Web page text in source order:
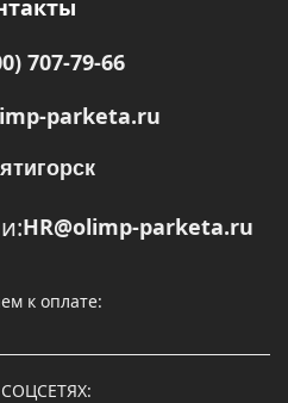
707-79-66
parketa.ru
HR@olimp-parketa.ru
к оплате: